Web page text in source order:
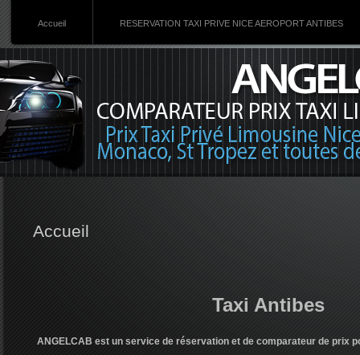
Accueil RESERVATION TAXI PRIVE NICE AEROPORT ANTIBES
Accueil
Taxi Antibes
ANGELCAB est un service de réservation et de comparateur de prix